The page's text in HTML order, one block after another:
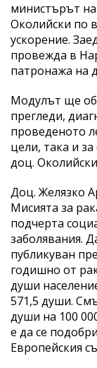
министърът
Околийски по
ускорение.
провежда в
патронажа на
Модулът ще
прегледи,
проведеното
цели, така и
доц.
Доц. Желязко
Мисията за
подчерта
заболявания.
публикуван
годишно от
души
571,5 души.
души на 100
е да се
Европейския